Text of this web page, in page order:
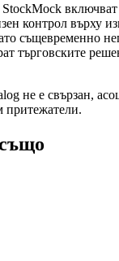
контрол върху
същевременно
търговските
не е свързан,
притежатели.